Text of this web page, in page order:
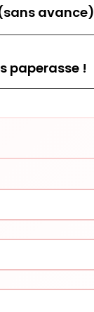
avance)
paperasse !